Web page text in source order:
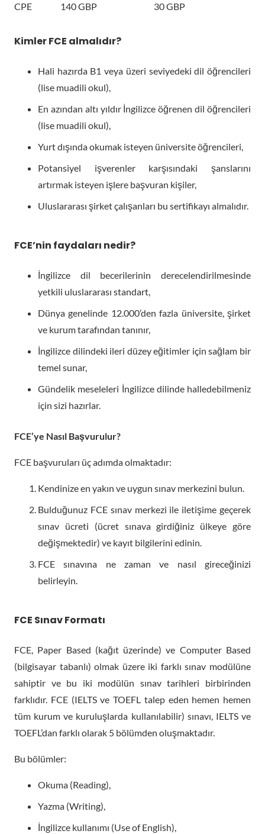
CPE 140 GBP 30 GBP
Kimler FCE almalıdır?
Hali hazırda B1 veya üzeri seviyedeki dil öğrencileri
(lise muadili okul),
En azından altı yıldır İngilizce öğrenen dil öğrencileri
(lise muadili okul),
Yurt dışında okumak isteyen üniversite öğrencileri,
Potansiyel işverenler karşısındaki şanslarını
artırmak isteyen işlere başvuran kişiler,
Uluslararası şirket çalışanları bu sertifikayı almalıdır.
FCE’nin faydaları nedir?
İngilizce dil becerilerinin derecelendirilmesinde
yetkili uluslararası standart,
Dünya genelinde 12.000’den fazla üniversite, şirket
ve kurum tarafından tanınır,
İngilizce dilindeki ileri düzey eğitimler için sağlam bir
temel sunar,
Gündelik meseleleri İngilizce dilinde halledebilmeniz
için sizi hazırlar.
FCE’ye Nasıl Başvurulur?
FCE başvuruları üç adımda olmaktadır:
Kendinize en yakın ve uygun sınav merkezini bulun.
Bulduğunuz FCE sınav merkezi ile iletişime geçerek
sınav ücreti (ücret sınava girdiğiniz ülkeye göre
değişmektedir) ve kayıt bilgilerini edinin.
FCE sınavına ne zaman ve nasıl gireceğinizi
belirleyin.
FCE Sınav Formatı
FCE, Paper Based (kağıt üzerinde) ve Computer Based
(bilgisayar tabanlı) olmak üzere iki farklı sınav modülüne
sahiptir ve bu iki modülün sınav tarihleri birbirinden
farklıdır. FCE (IELTS ve TOEFL talep eden hemen hemen
tüm kurum ve kuruluşlarda kullanılabilir) sınavı, IELTS ve
TOEFL’dan farklı olarak 5 bölümden oluşmaktadır.
Bu bölümler:
Okuma (Reading),
Yazma (Writing),
İngilizce kullanımı (Use of English),